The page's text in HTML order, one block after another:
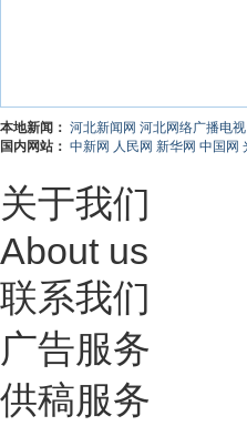
本地新闻： 河北新闻网 河北网络广播电
国内网站： 中新网 人民网 新华网 中国网
关于我们
About us
联系我们
广告服务
供稿服务